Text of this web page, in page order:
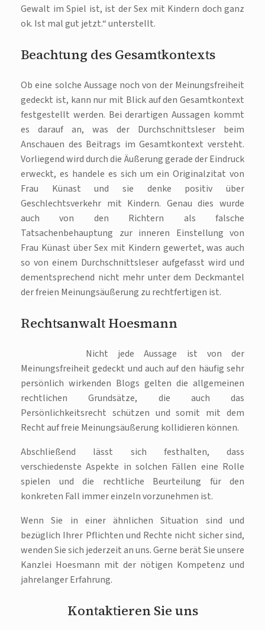
Gewalt im Spiel ist, ist der Sex mit Kindern doch ganz
ok. Ist mal gut jetzt.“ unterstellt.
Beachtung des Gesamtkontexts
Ob eine solche Aussage noch von der Meinungsfreiheit
gedeckt ist, kann nur mit Blick auf den Gesamtkontext
festgestellt werden. Bei derartigen Aussagen kommt
es darauf an, was der Durchschnittsleser beim
Anschauen des Beitrags im Gesamtkontext versteht.
Vorliegend wird durch die Äußerung gerade der Eindruck
erweckt, es handele es sich um ein Originalzitat von
Frau Künast und sie denke positiv über
Geschlechtsverkehr mit Kindern. Genau dies wurde
auch von den Richtern als falsche
Tatsachenbehauptung zur inneren Einstellung von
Frau Künast über Sex mit Kindern gewertet, was auch
so von einem Durchschnittsleser aufgefasst wird und
dementsprechend nicht mehr unter dem Deckmantel
der freien Meinungsäußerung zu rechtfertigen ist.
Rechtsanwalt Hoesmann
Nicht jede Aussage ist von der
Meinungsfreiheit gedeckt und auch auf den häufig sehr
persönlich wirkenden Blogs gelten die allgemeinen
rechtlichen Grundsätze, die auch das
Persönlichkeitsrecht schützen und somit mit dem
Recht auf freie Meinungsäußerung kollidieren können.
Abschließend lässt sich festhalten, dass
verschiedenste Aspekte in solchen Fällen eine Rolle
spielen und die rechtliche Beurteilung für den
konkreten Fall immer einzeln vorzunehmen ist.
Wenn Sie in einer ähnlichen Situation sind und
bezüglich Ihrer Pflichten und Rechte nicht sicher sind,
wenden Sie sich jederzeit an uns. Gerne berät Sie unsere
Kanzlei Hoesmann mit der nötigen Kompetenz und
jahrelanger Erfahrung.
Kontaktieren Sie uns